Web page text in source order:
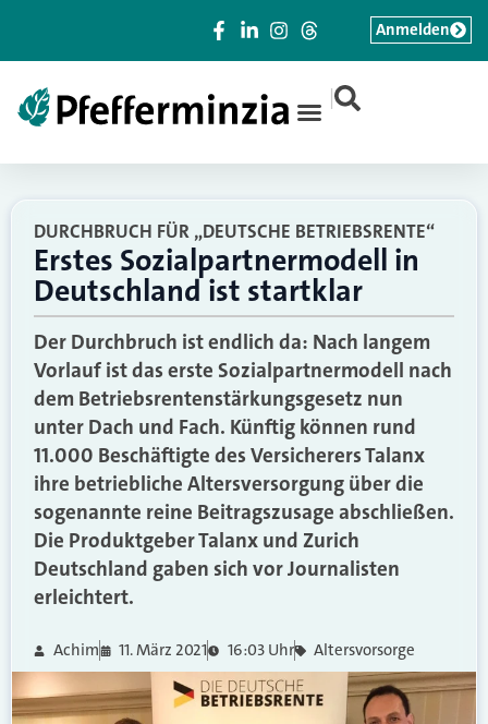
|
Anmelden
DURCHBRUCH FÜR „DEUTSCHE BETRIEBSRENTE“
Erstes Sozialpartnermodell in
Deutschland ist startklar
Der Durchbruch ist endlich da: Nach langem
Vorlauf ist das erste Sozialpartnermodell nach
dem Betriebsrentenstärkungsgesetz nun
unter Dach und Fach. Künftig können rund
11.000 Beschäftigte des Versicherers Talanx
ihre betriebliche Altersversorgung über die
sogenannte reine Beitragszusage abschließen.
Die Produktgeber Talanx und Zurich
Deutschland gaben sich vor Journalisten
erleichtert.
Achim 11. März 2021 16:03 Uhr Altersvorsorge